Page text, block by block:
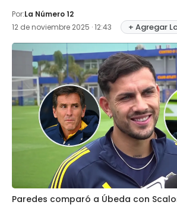
Por:La Número 12
12 de noviembre 2025 · 12:43
+ Agregar
Paredes comparó a Úbeda con